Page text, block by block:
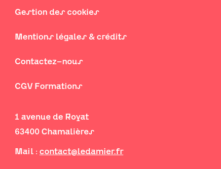
Gestion des cookies
Mentions légales & crédits
Contactez-nous
CGV Formations
1 avenue de Royat
63400 Chamalières
Mail : contact@ledamier.fr